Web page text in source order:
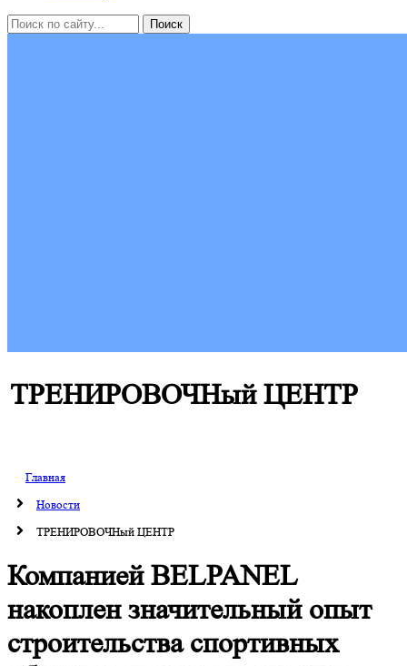
ТРЕНИРОВОЧНый ЦЕНТР
Главная
Новости
ТРЕНИРОВОЧНый ЦЕНТР
Компанией BELPANEL
накоплен значительный опыт
строительства спортивных